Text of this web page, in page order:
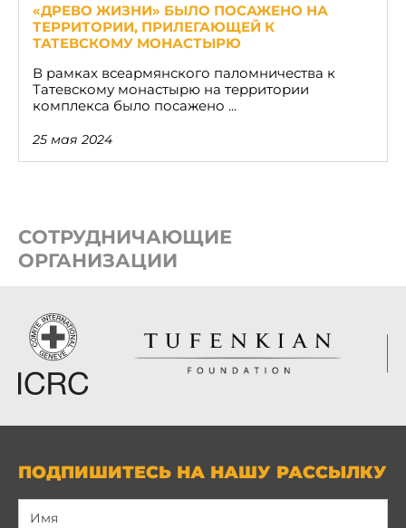
«ДРЕВО ЖИЗНИ» БЫЛО ПОСАЖЕНО НА
ТЕРРИТОРИИ, ПРИЛЕГАЮЩЕЙ К
ТАТЕВСКОМУ МОНАСТЫРЮ
В рамках всеармянского паломничества к
Татевскому монастырю на территории
комплекса было посажено ...
25 мая 2024
СОТРУДНИЧАЮЩИЕ
ОРГАНИЗАЦИИ
ПОДПИШИТЕСЬ НА НАШУ РАССЫЛКУ